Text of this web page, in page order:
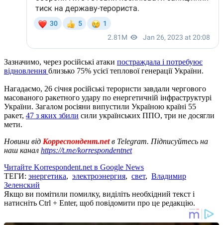
Зазначимо, через російські атаки постраждала і потребуює
відновлення близько 75% усієї теплової генерації України.
Нагадаємо, 26 січня російські терористи завдали чергового
масованого ракетного удару по енергетичній інфраструктурі
України. Загалом росіяни випустили Україною країні 55
ракет, 47 з яких збили сили українських ППО, три не досягли
мети.
Новини від Корреспондент.netв Telegram. Підписуйтесь на
наш канал https://t.me/korrespondentnet
Читайте Korrespondent.net в Google News
ТЕГИ: энергетика, электроэнергия, свет, Владимир
Зеленский
Якщо ви помітили помилку, виділіть необхідний текст і
натисніть Ctrl + Enter, щоб повідомити про це редакцію.